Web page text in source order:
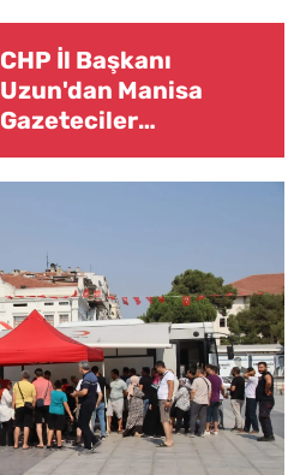
CHP İl Başkanı
Uzun'dan Manisa
Gazeteciler
Cemiyeti'ne Ziyaret